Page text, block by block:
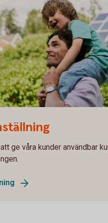
ge våra kunder användbar